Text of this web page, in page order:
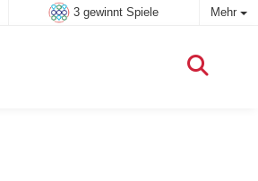
3 gewinnt Spiele Mehr